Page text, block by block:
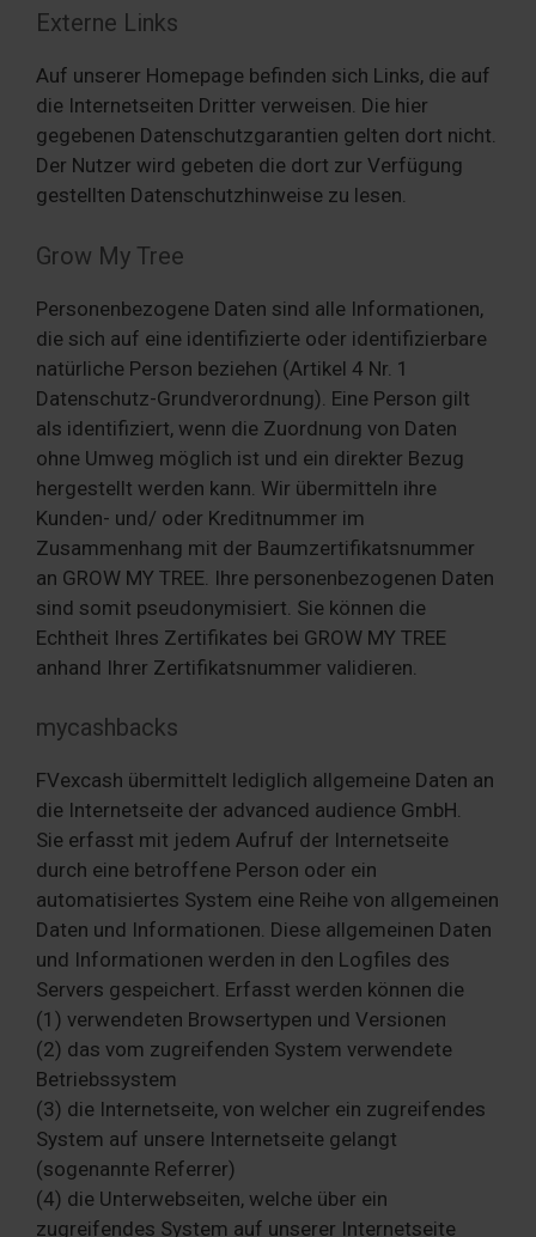
Externe Links
Auf unserer Homepage befinden sich Links, die auf
die Internetseiten Dritter verweisen. Die hier
gegebenen Datenschutzgarantien gelten dort nicht.
Der Nutzer wird gebeten die dort zur Verfügung
gestellten Datenschutzhinweise zu lesen.
Grow My Tree
Personenbezogene Daten sind alle Informationen,
die sich auf eine identifizierte oder identifizierbare
natürliche Person beziehen (Artikel 4 Nr. 1
Datenschutz-Grundverordnung). Eine Person gilt
als identifiziert, wenn die Zuordnung von Daten
ohne Umweg möglich ist und ein direkter Bezug
hergestellt werden kann. Wir übermitteln ihre
Kunden- und/ oder Kreditnummer im
Zusammenhang mit der Baumzertifikatsnummer
an GROW MY TREE. Ihre personenbezogenen Daten
sind somit pseudonymisiert. Sie können die
Echtheit Ihres Zertifikates bei GROW MY TREE
anhand Ihrer Zertifikatsnummer validieren.
mycashbacks
FVexcash übermittelt lediglich allgemeine Daten an
die Internetseite der advanced audience GmbH.
Sie erfasst mit jedem Aufruf der Internetseite
durch eine betroffene Person oder ein
automatisiertes System eine Reihe von allgemeinen
Daten und Informationen. Diese allgemeinen Daten
und Informationen werden in den Logfiles des
Servers gespeichert. Erfasst werden können die
(1) verwendeten Browsertypen und Versionen
(2) das vom zugreifenden System verwendete
Betriebssystem
(3) die Internetseite, von welcher ein zugreifendes
System auf unsere Internetseite gelangt
(sogenannte Referrer)
(4) die Unterwebseiten, welche über ein
zugreifendes System auf unserer Internetseite